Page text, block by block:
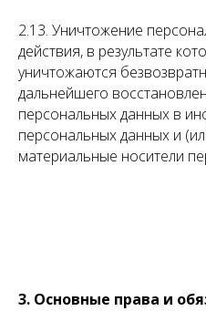
2.13. Уничтожение
действия, в результате
уничтожаются
дальнейшего
персональных данных в
персональных данных и
материальные носители
3. Основные права и